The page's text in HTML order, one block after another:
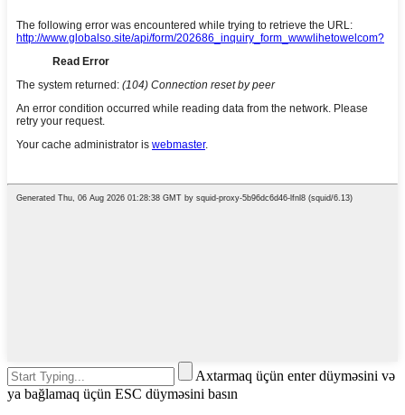
Axtarmaq üçün enter düyməsini və
ya bağlamaq üçün ESC düyməsini basın